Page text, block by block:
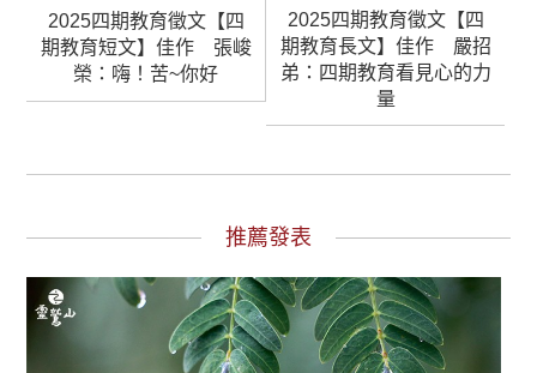
2025四期教育徵文【四
期教育短文】佳作 張峻
榮：嗨！苦~你好
2025四期教育徵文【四
期教育長文】佳作 嚴招
弟：四期教育看見心的力
量
推薦發表